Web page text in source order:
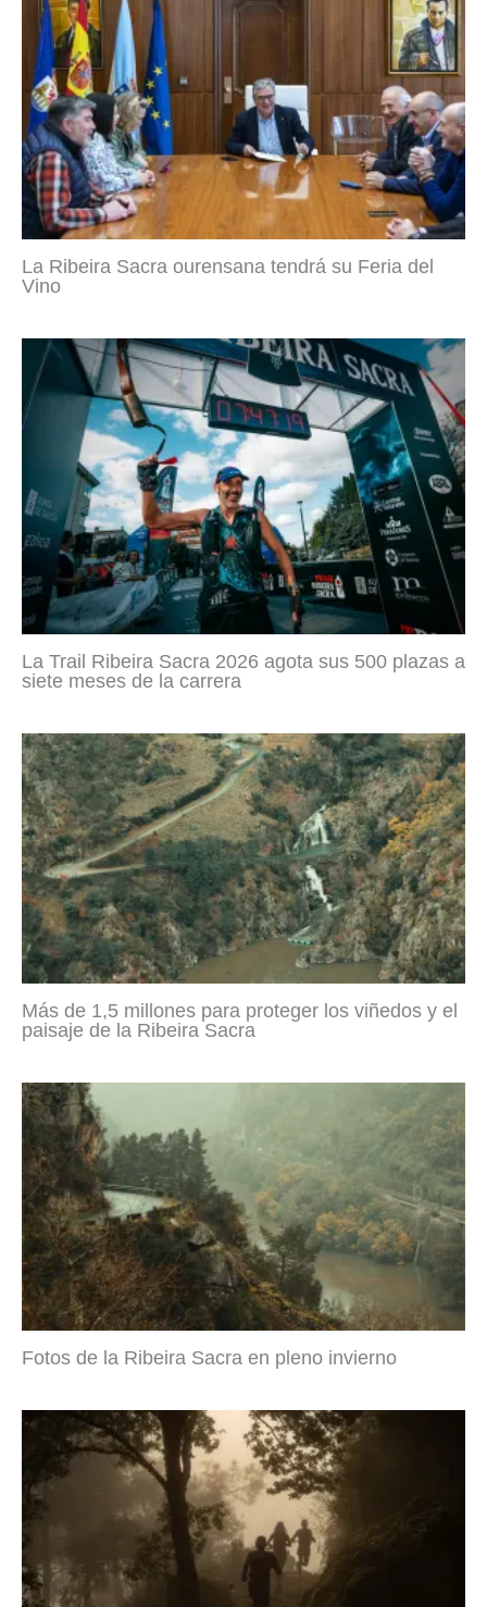
La Ribeira Sacra ourensana tendrá su Feria del
Vino
La Trail Ribeira Sacra 2026 agota sus 500 plazas a
siete meses de la carrera
Más de 1,5 millones para proteger los viñedos y el
paisaje de la Ribeira Sacra
Fotos de la Ribeira Sacra en pleno invierno